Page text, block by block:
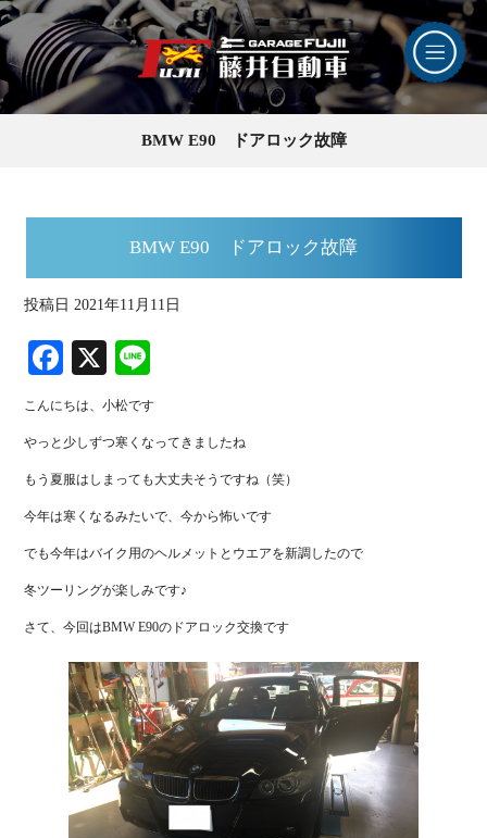
BMW E90 ドアロック故障
BMW E90 ドアロック故障
投稿日 2021年11月11日
Fa
ce
bo
ok
X
ne
こんにちは、小松です
やっと少しずつ寒くなってきましたね
もう夏服はしまっても大丈夫そうですね（笑）
今年は寒くなるみたいで、今から怖いです
でも今年はバイク用のヘルメットとウエアを新調したので
冬ツーリングが楽しみです♪
さて、今回はBMW E90のドアロック交換です